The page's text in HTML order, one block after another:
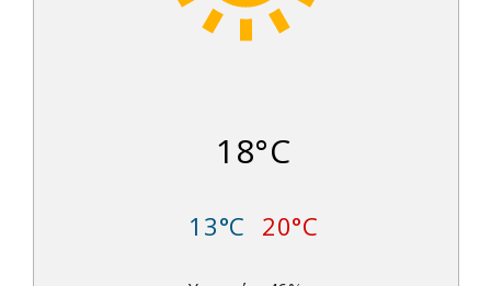
18°C
13°C 20°C